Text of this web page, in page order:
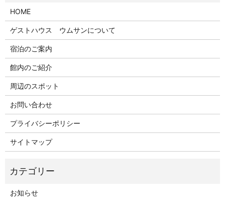
HOME
ゲストハウス ウムサンについて
宿泊のご案内
館内のご紹介
周辺のスポット
お問い合わせ
プライバシーポリシー
サイトマップ
お知らせ